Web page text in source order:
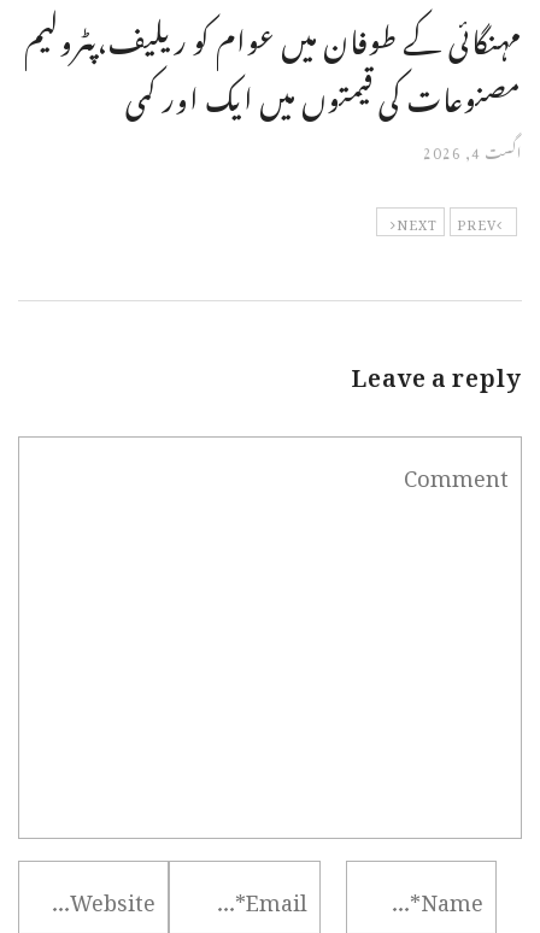
مہنگائی کے طوفان میں عوام کو ریلیف،پٹرولیم
مصنوعات کی قیمتوں میں ایک اور کمی
اگست 4, 2026
PREV
NEXT
Leave a reply